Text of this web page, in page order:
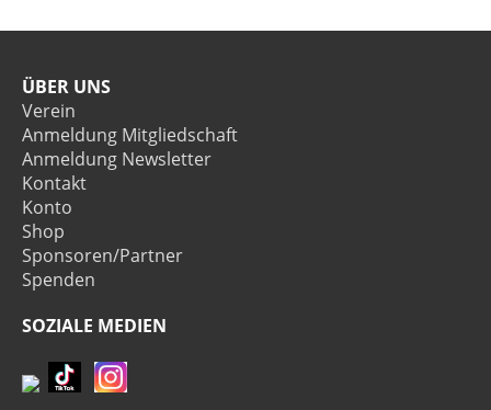
ÜBER UNS
Verein
Anmeldung Mitgliedschaft
Anmeldung Newsletter
Kontakt
Konto
Shop
Sponsoren/Partner
Spenden
SOZIALE MEDIEN